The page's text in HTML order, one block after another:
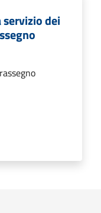
dei